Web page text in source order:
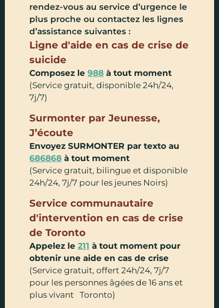
rendez-vous au service d’urgence le
plus proche ou contactez les lignes
d’assistance suivantes :
Ligne d'aide en cas de crise de
suicide
Composez le 988 à tout moment
(Service gratuit, disponible 24h/24,
7j/7)
Surmonter par Jeunesse,
J’écoute
Envoyez SURMONTER par texto au
686868 à tout moment
(Service gratuit, bilingue et disponible
24h/24, 7j/7 pour les jeunes Noirs)
Service communautaire
d'intervention en cas de crise
de Toronto
Appelez le 211 à tout moment pour
obtenir une aide en cas de crise
(Service gratuit, offert 24h/24, 7j/7
pour les personnes âgées de 16 ans et
plus vivant Toronto)